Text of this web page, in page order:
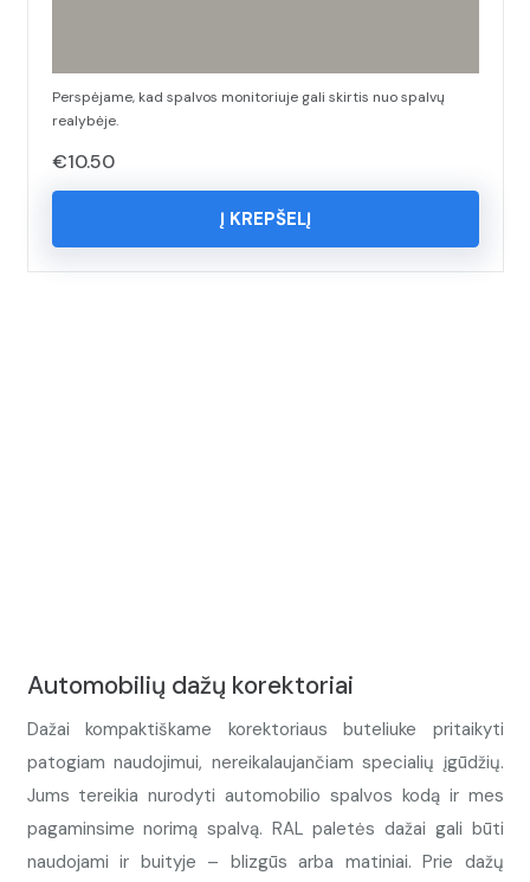
Perspėjame, kad spalvos monitoriuje gali skirtis nuo spalvų
realybėje.
€10.50
Į KREPŠELĮ
Automobilių dažų korektoriai
Dažai kompaktiškame korektoriaus buteliuke pritaikyti
patogiam naudojimui, nereikalaujančiam specialių įgūdžių.
Jums tereikia nurodyti automobilio spalvos kodą ir mes
pagaminsime norimą spalvą. RAL paletės dažai gali būti
naudojami ir buityje – blizgūs arba matiniai. Prie dažų